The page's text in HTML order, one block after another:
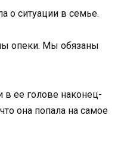
о ситуации в семье.
опеки. Мы обязаны
в ее голове наконец-
она попала на самое